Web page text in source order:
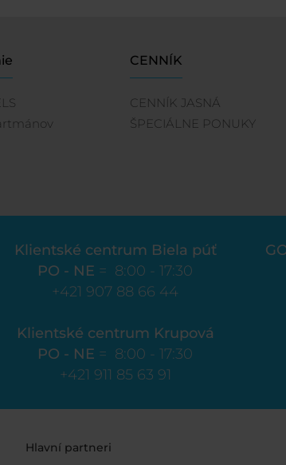
CENNÍK
CENNÍK JASNÁ
ŠPECIÁLNE PONUKY
Klientské centrum Biela púť
PO - NE = 8:00 - 17:30
+421 907 88 66 44
Klientské centrum Krupová
PO - NE = 8:00 - 17:30
+421 911 85 63 91
Hlavní partneri